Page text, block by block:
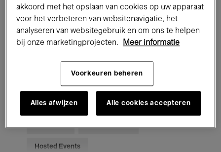
Performances Lezingen & Debatten
Jazz Klassieke Muziek Global Music
Elektronische Muziek
Voor iedereen Kids’ Palace
Hosted Events
akkoord met het opslaan van cookies op uw apparaat
voor het verbeteren van websitenavigatie, het
analyseren van websitegebruik en om ons te helpen
bij onze marketingprojecten.
Meer informatie
Voorkeuren beheren
Alles afwijzen Alle cookies accepteren